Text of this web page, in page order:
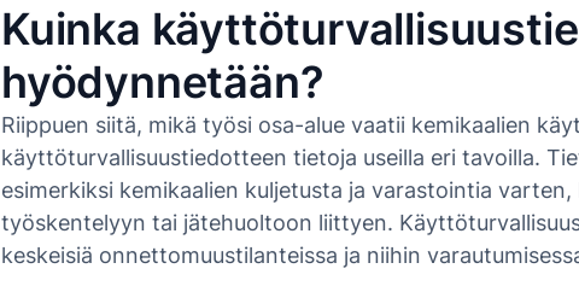
Kuinka
hyödynnetään?
Riippuen siitä, mikä työsi osa-alue vaatii kemikaalien
käyttöturvallisuustiedotteen tietoja useilla eri tavoilla.
esimerkiksi kemikaalien kuljetusta ja varastointia
työskentelyyn tai jätehuoltoon liittyen.
keskeisiä onnettomuustilanteissa ja niihin